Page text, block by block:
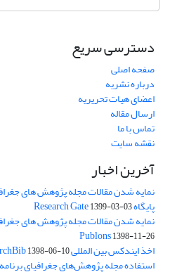
دسترسی سریع
صفحه اصلی
درباره نشریه
اعضای هیات تحریریه
ارسال مقاله
تماس با ما
نقشه سایت
آخرین اخبار
نمایه شدن مقالات مجله پژوهش های
پایگاه Research Gate1399-03-03
نمایه شدن مقالات مجله پژوهش های
Publons1398-11-26
اخذ ایندکس بین المللی ResearchBib1398-06-10
استفاده مجله پژوهش‌های جغرافیای